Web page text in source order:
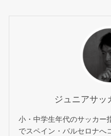
ジュニアサッ
小・中学生年代のサッカー
でスペイン・バルセロナへ